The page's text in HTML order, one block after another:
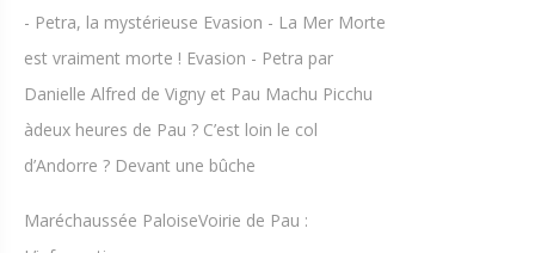
- Petra, la mystérieuse Evasion - La Mer Morte
est vraiment morte ! Evasion - Petra par
Danielle Alfred de Vigny et Pau Machu Picchu
àdeux heures de Pau ? C’est loin le col
d’Andorre ? Devant une bûche
Maréchaussée PaloiseVoirie de Pau :